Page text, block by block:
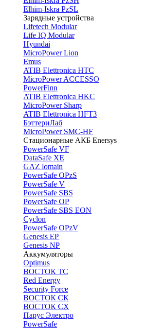
Elhim-Iskra PzSL
Зарядные устройства
Lifetech Modular
Life IQ Modular
Hyundai
MicroPower Lion
Emus
ATIB Elettronica HTC
MicroPower ACCESSO
PowerFinn
ATIB Elettronica HKC
MicroPower Sharp
ATIB Elettronica HFT3
БэттериЛаб
MicroPower SMC-HF
Стационарные АКБ Enersys
PowerSafe VF
DataSafe XE
GAZ lomain
PowerSafe OPzS
PowerSafe V
PоwerSafe SBS
PowerSafe OP
PоwerSafe SBS EON
Cyclon
PowerSafe OPzV
Genesis EP
Genesis NP
Аккумуляторы
Optimus
ВОСТОК ТС
Red Energy
Security Force
ВОСТОК СК
ВОСТОК СХ
Парус Электро
PowerSafe